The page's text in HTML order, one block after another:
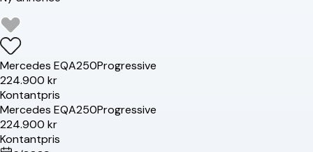
Mercedes EQA250Progressive
224.900 kr
Kontantpris
Mercedes EQA250Progressive
224.900 kr
Kontantpris